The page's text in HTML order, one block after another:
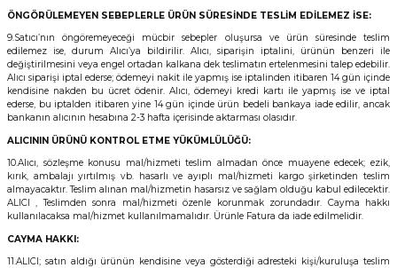
ÖNGÖRÜLEMEYEN SEBEPLERLE ÜRÜN SÜRESİNDE TESLİM EDİLEMEZ İSE:
9.Satıcı’nın öngöremeyeceği mücbir sebepler oluşursa ve ürün süresinde teslim
edilemez ise, durum Alıcı’ya bildirilir. Alıcı, siparişin iptalini, ürünün benzeri ile
değiştirilmesini veya engel ortadan kalkana dek teslimatın ertelenmesini talep edebilir.
Alıcı siparişi iptal ederse; ödemeyi nakit ile yapmış ise iptalinden itibaren 14 gün içinde
kendisine nakden bu ücret ödenir. Alıcı, ödemeyi kredi kartı ile yapmış ise ve iptal
ederse, bu iptalden itibaren yine 14 gün içinde ürün bedeli bankaya iade edilir, ancak
bankanın alıcının hesabına 2-3 hafta içerisinde aktarması olasıdır.
ALICININ ÜRÜNÜ KONTROL ETME YÜKÜMLÜLÜĞÜ:
10.Alıcı, sözleşme konusu mal/hizmeti teslim almadan önce muayene edecek; ezik,
kırık, ambalajı yırtılmış vb. hasarlı ve ayıplı mal/hizmeti kargo şirketinden teslim
almayacaktır. Teslim alınan mal/hizmetin hasarsız ve sağlam olduğu kabul edilecektir.
ALICI , Teslimden sonra mal/hizmeti özenle korunmak zorundadır. Cayma hakkı
kullanılacaksa mal/hizmet kullanılmamalıdır. Ürünle Fatura da iade edilmelidir.
CAYMA HAKKI:
11.ALICI; satın aldığı ürünün kendisine veya gösterdiği adresteki kişi/kuruluşa teslim